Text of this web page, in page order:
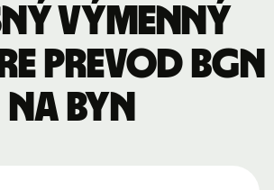
výmenný
prevod BGN
na BYN